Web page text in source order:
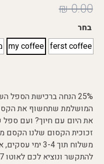
0.00
₪
בחר
ferst coffee
my coffee
25% הנחה ברכישת
המושלמת שתחשוף את הקסם
את היום עם חיוך? ועם ספל
זכוכית הקסום שלנו הקסם
משלוח תוך 3-4
להתקשר ונוציא לכם לאוטו 050-2877977